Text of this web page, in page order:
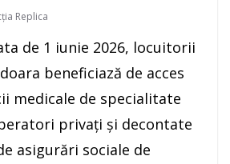
Replica
de 1 iunie 2026, locuitorii
beneficiază de acces
medicale de specialitate
privați și decontate
asigurări sociale de